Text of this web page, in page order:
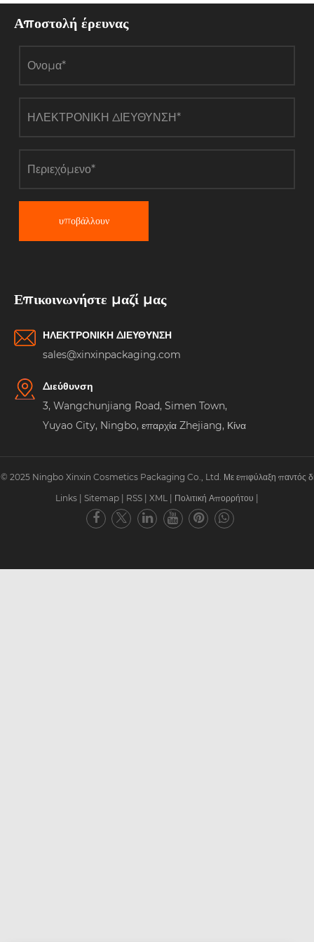
Αποστολή έρευνας
υποβάλλουν
Επικοινωνήστε μαζί μας
ΗΛΕΚΤΡΟΝΙΚΗ ΔΙΕΥΘΥΝΣΗ
sales@xinxinpackaging.com
Διεύθυνση
3, Wangchunjiang Road, Simen Town,
Yuyao City, Ningbo, επαρχία Zhejiang, Κίνα
2025 Ningbo Xinxin Cosmetics Packaging Co., Ltd. Με επιφύλαξη παντός
Links | Sitemap | RSS | XML | Πολιτική Απορρήτου |